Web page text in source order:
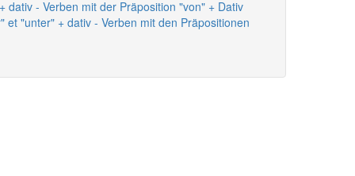
dativ - Verben mit der Präposition "von" + Dativ
et "unter" + dativ - Verben mit den Präpositionen